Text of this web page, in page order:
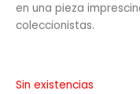
en una pieza
coleccionistas.
Sin existencias